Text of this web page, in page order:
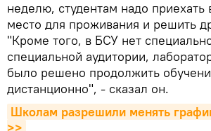
неделю, студентам надо приехать
место для проживания и решить
"Кроме того, в БСУ нет
специальной аудитории,
было решено продолжить
дистанционно", - сказал он.
Школам разрешили менять
>>